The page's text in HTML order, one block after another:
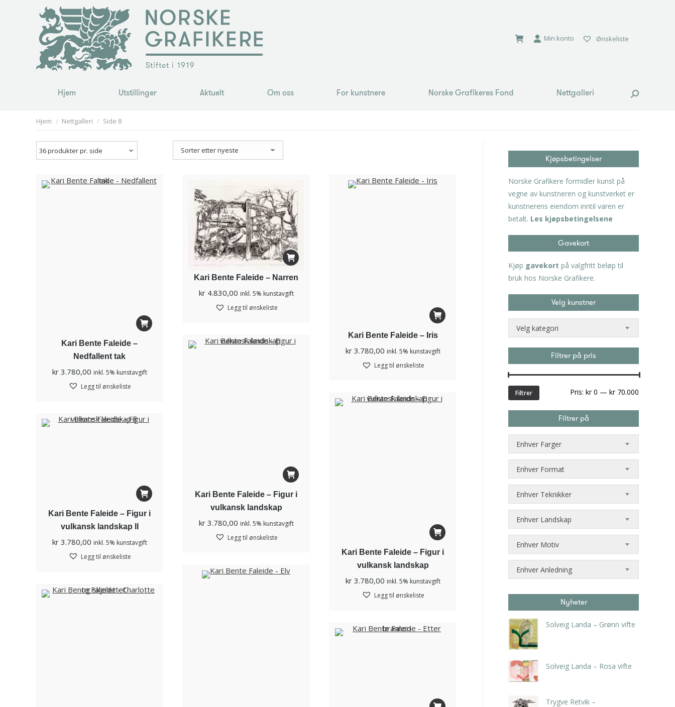
Min konto Ønskeliste
Hjem Utstillinger Aktuelt Om oss For kunstnere Norske Grafikeres Fond Nettgalleri Search:
You are here:
Hjem Nettgalleri Side 8
Kari Bente Faleide –
Nedfallent tak
kr3.780,00 inkl. 5% kunstavgift
Legg til ønskeliste
Kari Bente Faleide – Narren
kr4.830,00 inkl. 5% kunstavgift
Legg til ønskeliste
Kari Bente Faleide – Iris
kr3.780,00 inkl. 5% kunstavgift
Legg til ønskeliste
Kari Bente Faleide – Figur i
vulkansk landskap
kr3.780,00 inkl. 5% kunstavgift
Legg til ønskeliste
Kari Bente Faleide – Figur i
vulkansk landskap
kr3.780,00 inkl. 5% kunstavgift
Legg til ønskeliste
Kari Bente Faleide – Figur i
vulkansk landskap ll
kr3.780,00 inkl. 5% kunstavgift
Legg til ønskeliste
Kjøpsbetingelser
Norske Grafikere formidler kunst på
vegne av kunstneren og kunstverket er
kunstnerens eiendom inntil varen er
betalt. Les kjøpsbetingelsene
Gavekort
Kjøp gavekort på valgfritt beløp til
bruk hos Norske Grafikere.
Velg kunstner
Velg kategori
Filtrer på pris
Filtrer Pris: kr 0 — kr 70.000
Filtrer på
Enhver Farger
Enhver Format
Enhver Teknikker
Enhver Landskap
Enhver Motiv
Enhver Anledning
Nyheter
Solveig Landa – Grønn vifte
Solveig Landa – Rosa vifte
Trygve Retvik –
Hjem Utstillinger Aktuelt